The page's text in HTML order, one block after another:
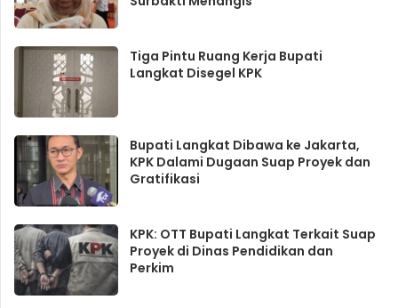
Tiga Pintu Ruang Kerja Bupati
Langkat Disegel KPK
Bupati Langkat Dibawa ke Jakarta,
KPK Dalami Dugaan Suap Proyek dan
Gratifikasi
KPK: OTT Bupati Langkat Terkait Suap
Proyek di Dinas Pendidikan dan
Perkim